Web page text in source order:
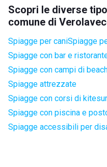
Scopri le diverse
comune di
Spiagge per caniSpiagge
Spiagge con bar e
Spiagge con campi di
Spiagge attrezzate
Spiagge con corsi di
Spiagge con piscina e
Spiagge accessibili per